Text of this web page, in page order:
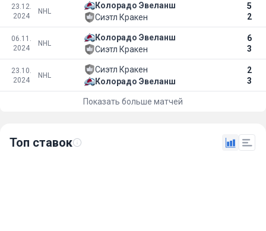
23.12.
2024
NHL
Колорадо Эвеланш
5
2
Сиэтл Кракен
06.11.
2024
NHL
Колорадо Эвеланш
6
3
Сиэтл Кракен
23.10.
2024
NHL
Сиэтл Кракен
2
3
Колорадо Эвеланш
Показать больше матчей
Топ ставок